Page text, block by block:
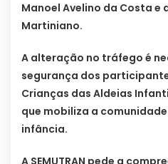
Manoel Avelino da Costa e
Martiniano.
A alteração no tráfego é
segurança dos
Crianças das Aldeias
que mobiliza a
infância.